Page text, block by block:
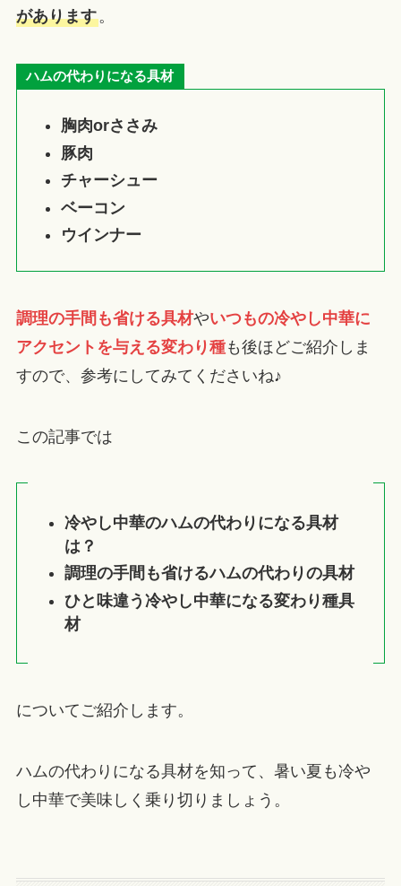
があります。
ハムの代わりになる具材
胸肉orささみ
豚肉
チャーシュー
ベーコン
ウインナー
調理の手間も省ける具材やいつもの冷やし中華に
アクセントを与える変わり種も後ほどご紹介しま
すので、参考にしてみてくださいね♪
この記事では
冷やし中華のハムの代わりになる具材
は？
調理の手間も省けるハムの代わりの具材
ひと味違う冷やし中華になる変わり種具
材
についてご紹介します。
ハムの代わりになる具材を知って、暑い夏も冷や
し中華で美味しく乗り切りましょう。